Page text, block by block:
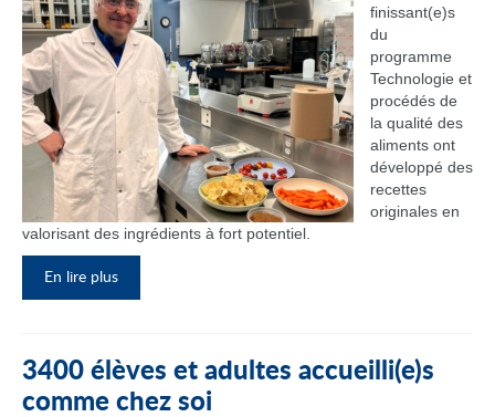
finissant(e)s
du
programme
Technologie et
procédés de
la qualité des
aliments ont
développé des
recettes
originales en
valorisant des ingrédients à fort potentiel.
En lire plus
3400 élèves et adultes accueilli(e)s
comme chez soi